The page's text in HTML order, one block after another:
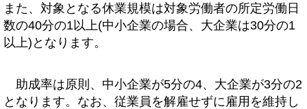
また、対象となる休業規模は対象労働者の所定労働日
数の40分の1以上(中小企業の場合、大企業は30分の1
以上)となります。
助成率は原則、中小企業が5分の4、大企業が3分の2
となります。なお、従業員を解雇せずに雇用を維持し